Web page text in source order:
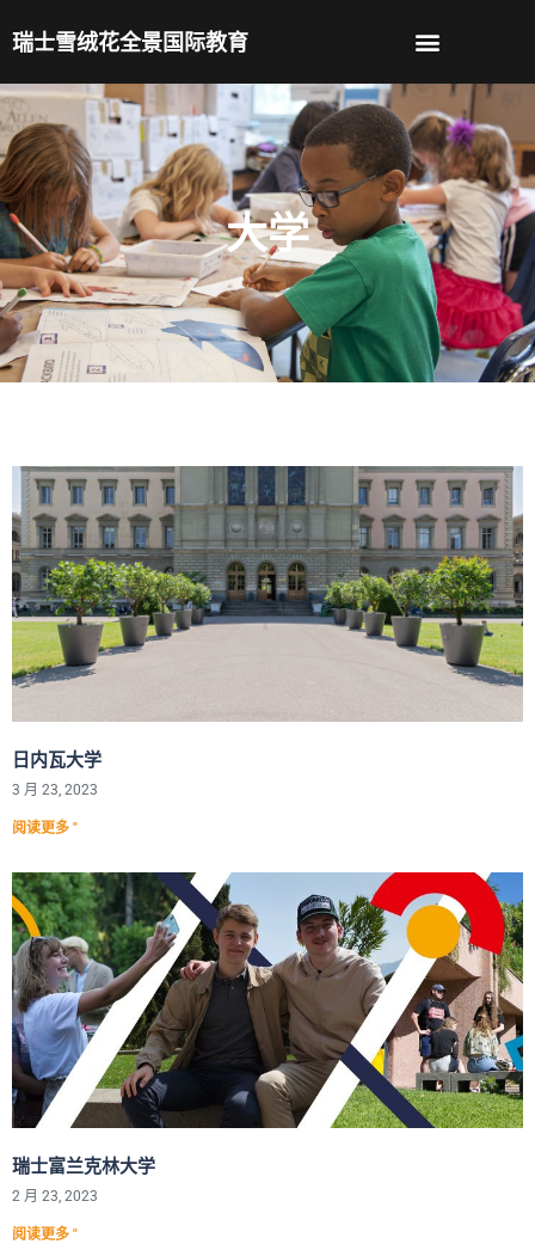
至
容
瑞士雪绒花全景国际教育
大学
日内瓦大学
3 月 23, 2023
阅读更多 "
瑞士富兰克林大学
2 月 23, 2023
阅读更多 "